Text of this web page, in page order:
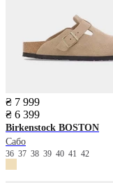
₴ 7 999
₴ 6 399
Birkenstock BOSTON
Сабо
36 37 38 39 40 41 42